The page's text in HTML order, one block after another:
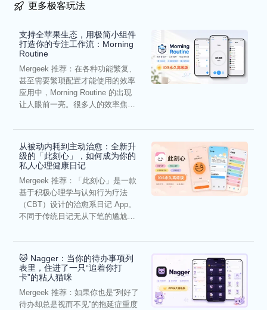
更多极客玩法
支持全苹果生态，用极简小组件
打造你的专注工作流：Morning
Routine
Mergeek 推荐：在各种功能繁复、
甚至需要繁琐配置才能使用的效率
应用中，Morning Routine 的出现
让人眼前一亮。很多人的效率焦
从被动内耗到主动治愈：全新升
级的「此刻心」，如何成为你的
私人心理健康日记
Mergeek 推荐：「此刻心」是一款
基于积极心理学与认知行为疗法
（CBT）设计的治愈系日记 App。
不同于传统日记无从下笔的尴尬，
🐱 Nagger：当你的待办事项列
表里，住进了一只“追着你打
卡”的粘人猫咪
Mergeek 推荐：如果你也是“列好了
待办却总是视而不见”的拖延症重度